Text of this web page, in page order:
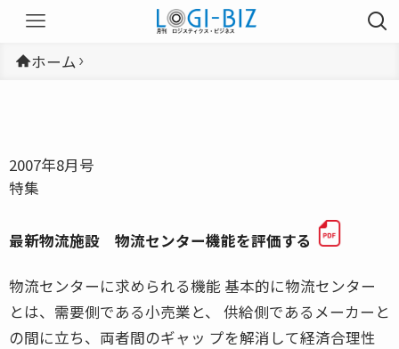
ホーム
2007年8月号
特集
最新物流施設 物流センター機能を評価する
物流センターに求められる機能 基本的に物流センター
とは、需要側である小売業と、 供給側であるメーカーと
の間に立ち、両者間のギャッ プを解消して経済合理性